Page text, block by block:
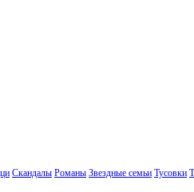
Скандалы Романы Звездные семьи Тусовки